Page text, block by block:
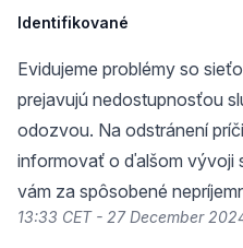
Identifikované
Evidujeme problémy so
prejavujú nedostupnosťou
odozvou. Na odstránení
informovať o ďalšom vývoji
vám za spôsobené
13:33 CET - 27 December